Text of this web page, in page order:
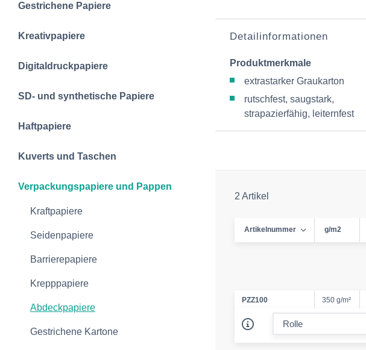
Gestrichene Papiere
Kreativpapiere
Digitaldruckpapiere
SD- und synthetische Papiere
Haftpapiere
Kuverts und Taschen
Verpackungspapiere und Pappen
Kraftpapiere
Seidenpapiere
Barrierepapiere
Krepppapiere
Abdeckpapiere
Gestrichene Kartone
Detailinformationen
Produktmerkmale
extrastarker Graukarton
rutschfest, saugstark,
strapazierfähig, leiternfest
2 Artikel
Artikelnummer g/m2
PZZ100 350 g/m²